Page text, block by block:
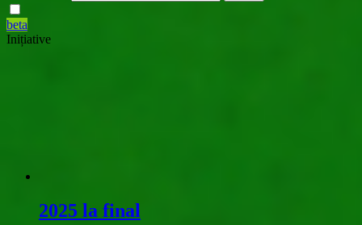
beta
Inițiative
2025 la final